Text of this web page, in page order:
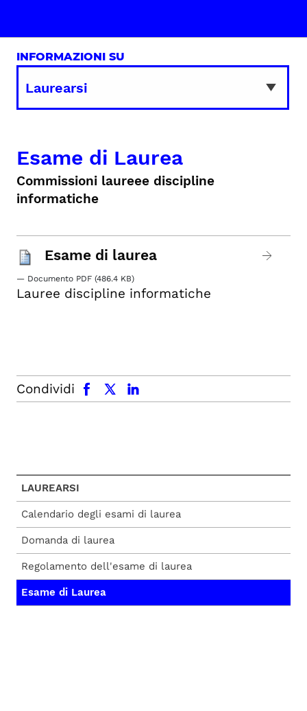
INFORMAZIONI SU
Esame di Laurea
Commissioni laureee discipline
informatiche
Esame di laurea
— Documento PDF (486.4 KB)
Lauree discipline informatiche
Condividi
facebook x.com linkedin
LAUREARSI
Calendario degli esami di laurea
Domanda di laurea
Regolamento dell'esame di laurea
Esame di Laurea